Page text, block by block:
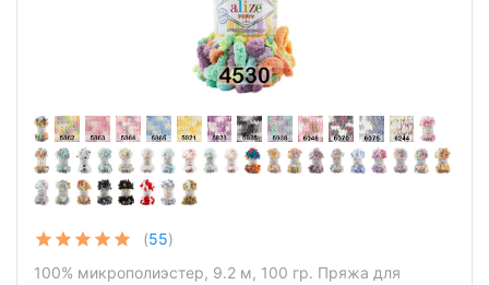
(55)
100% микрополиэстер, 9.2 м, 100 гр. Пряжа для